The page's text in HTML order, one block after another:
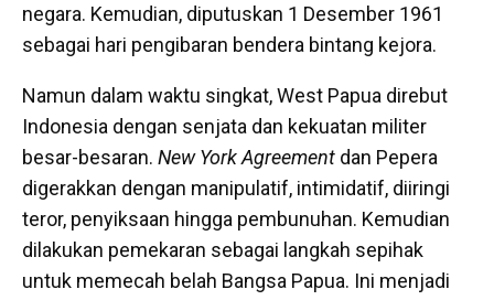
negara. Kemudian, diputuskan 1 Desember 1961
sebagai hari pengibaran bendera bintang kejora.
Namun dalam waktu singkat, West Papua direbut
Indonesia dengan senjata dan kekuatan militer
besar-besaran. New York Agreement dan Pepera
digerakkan dengan manipulatif, intimidatif, diiringi
teror, penyiksaan hingga pembunuhan. Kemudian
dilakukan pemekaran sebagai langkah sepihak
untuk memecah belah Bangsa Papua. Ini menjadi